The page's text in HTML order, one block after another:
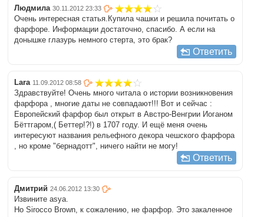
Людмила 30.11.2012 23:33
Очень интересная статья.Купила чашки и решила почитать о
фарфоре. Информации достаточно, спасибо. А если на
донышке глазурь немного стерта, это брак?
Ответить
Lara 11.09.2012 08:58
Здравствуйте! Очень много читала о истории возникновения
фарфора , многие даты не совпадают!!! Вот и сейчас :
Европейский фарфор был открыт в Австро-Венгрии Иоганом
Бёттгаром,( Беттер!?!) в 1707 году. И ещё меня очень
интересуют названия рельефного декора чешского фарфора
, но кроме "бернадотт", ничего найти не могу!
Ответить
Дмитрий 24.06.2012 13:30
Извините asya.
Но Sirocco Brown, к сожалению, не фарфор. Это закаленное